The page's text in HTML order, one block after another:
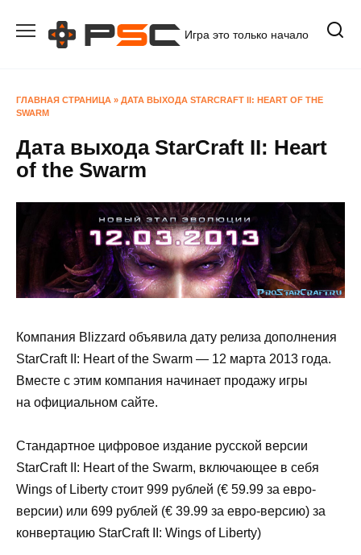
содержанию
Игра это только начало
ГЛАВНАЯ СТРАНИЦА » ДАТА ВЫХОДА STARCRAFT II: HEART OF THE
SWARM
Дата выхода StarCraft II: Heart
of the Swarm
Компания Blizzard объявила дату релиза дополнения
StarCraft II: Heart of the Swarm — 12 марта 2013 года.
Вместе с этим компания начинает продажу игры
на официальном сайте.
Стандартное цифровое издание русской версии
StarCraft II: Heart of the Swarm, включающее в себя
Wings of Liberty стоит 999 рублей (€ 59.99 за евро-
версии) или 699 рублей (€ 39.99 за евро-версию) за
конвертацию StarCraft II: Wings of Liberty)